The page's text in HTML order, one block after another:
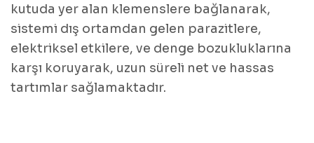
kutuda yer alan klemenslere bağlanarak,
sistemi dış ortamdan gelen parazitlere,
elektriksel etkilere, ve denge bozukluklarına
karşı koruyarak, uzun süreli net ve hassas
tartımlar sağlamaktadır.